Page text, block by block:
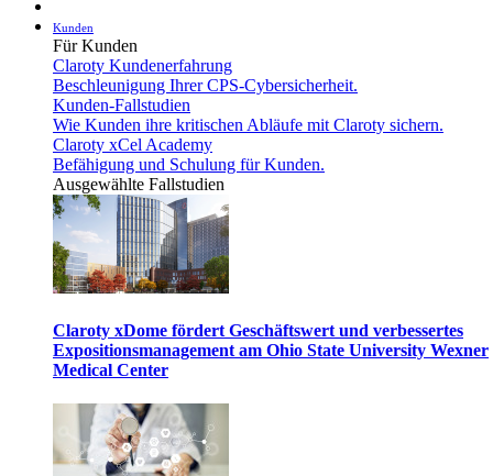
Kunden
Für Kunden
Claroty Kundenerfahrung
Beschleunigung Ihrer CPS-Cybersicherheit.
Kunden-Fallstudien
Wie Kunden ihre kritischen Abläufe mit Claroty sichern.
Claroty xCel Academy
Befähigung und Schulung für Kunden.
Ausgewählte Fallstudien
Claroty xDome fördert Geschäftswert und verbessertes
Expositionsmanagement am Ohio State University Wexner
Medical Center